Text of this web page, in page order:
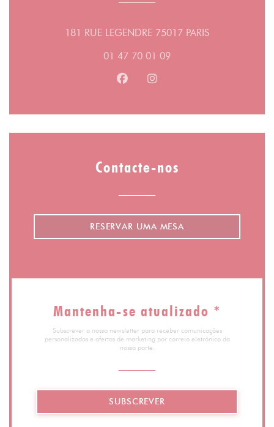
181 RUE LEGENDRE 75017 PARIS((abre numa
01 47 70 01 09
Facebook ((abre numa nova
Instagram ((abre numa
Contacte-nos
RESERVAR UMA MESA
Mantenha-se atualizado *
Subscrever a nossa newsletter para receber comunicações
personalizadas e ofertas de marketing por correio eletrónico da
nossa parte.
SUBSCREVER